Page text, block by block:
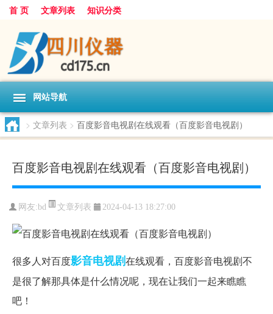
首 页 文章列表 知识分类
网站导航
> 文章列表 > 百度影音电视剧在线观看（百度影音电视剧）
百度影音电视剧在线观看（百度影音电视剧）
网友:bd 文章列表 2024-04-13 18:27:00
很多人对百度影音电视剧在线观看，百度影音电视剧不
是很了解那具体是什么情况呢，现在让我们一起来瞧瞧
吧！